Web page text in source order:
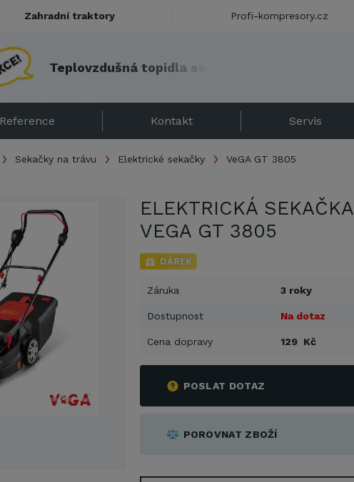
Teplovzdušná topidla
Reference Kontakt Servis
Sekačky na trávu Elektrické sekačky VeGA GT 3805
ELEKTRICKÁ SEKAČKA
VEGA GT 3805
DÁREK
Záruka 3 roky
Dostupnost Na dotaz
Cena dopravy 129 Kč
POSLAT DOTAZ
POROVNAT ZBOŽÍ
Zahradní traktory Profi-kompresory.cz